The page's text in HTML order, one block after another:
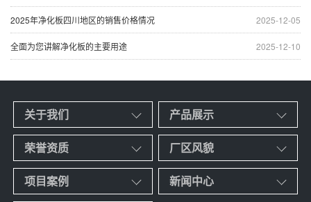
2025-12-05
2025年净化板四川地区的销售价格情况
2025-12-10
全面为您讲解净化板的主要用途
关于我们 产品展示
荣誉资质 厂区风貌
项目案例 新闻中心